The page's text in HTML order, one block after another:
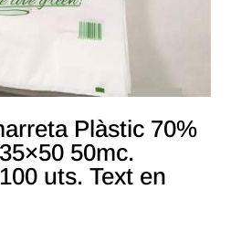
Plàstic 70%
50mc.
uts. Text en